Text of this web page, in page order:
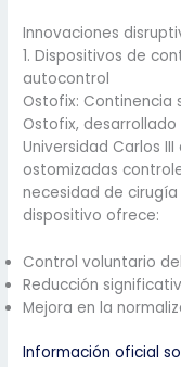
Innovaciones
1. Dispositivos de
autocontrol
Ostofix: Continencia
Ostofix,
Universidad Carlos
ostomizadas
necesidad de
dispositivo ofrece:
Control voluntario
Reducción
Mejora en la
Información oficial